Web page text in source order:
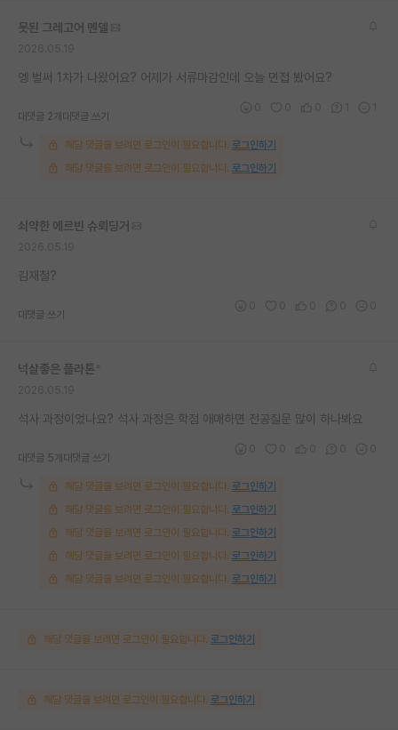
커리어
유학교육
이벤트
반도체 아카데미
못된 그레고어 멘델
엥 벌써 1차가 나왔어요? 어제가 서류마감인데 오늘 면접 봤어요?
대댓글 2개 대댓글 쓰기
해당 댓글을 보려면 로그인이 필요합니다. 로그인하기
해당 댓글을 보려면 로그인이 필요합니다. 로그인하기
쇠약한 에르빈 슈뢰딩거
김재철?
대댓글 쓰기
넉살좋은 플라톤
석사 과정이었나요? 석사 과정은 학점 애매하면 전공질문 많이 하나봐요
대댓글 5개 대댓글 쓰기
해당 댓글을 보려면 로그인이 필요합니다. 로그인하기
해당 댓글을 보려면 로그인이 필요합니다. 로그인하기
해당 댓글을 보려면 로그인이 필요합니다. 로그인하기
해당 댓글을 보려면 로그인이 필요합니다. 로그인하기
해당 댓글을 보려면 로그인이 필요합니다. 로그인하기
해당 댓글을 보려면 로그인이 필요합니다. 로그인하기
해당 댓글을 보려면 로그인이 필요합니다. 로그인하기